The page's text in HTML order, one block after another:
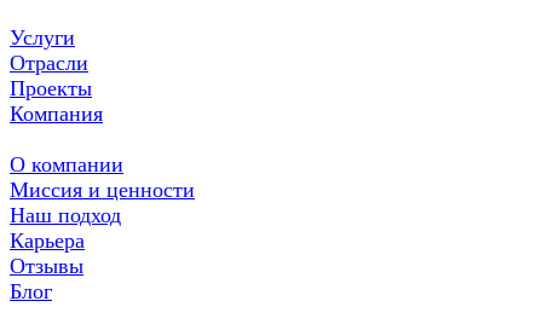
Услуги
Отрасли
Проекты
Компания
О компании
Миссия и ценности
Наш подход
Карьера
Отзывы
Блог